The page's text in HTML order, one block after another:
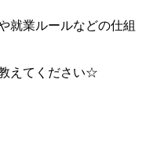
就業ルールなどの仕組
えてください☆